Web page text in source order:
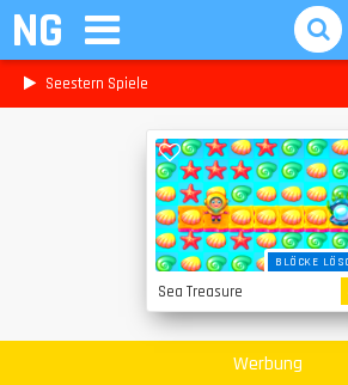
NG
Seestern Spiele
BLÖCKE
Sea Treasure
Werbung